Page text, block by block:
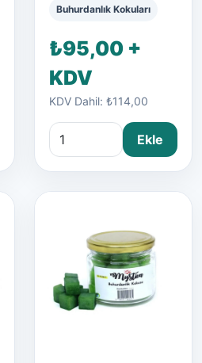
Buhurdanlık Kokuları
₺95,00 +
KDV
KDV Dahil: ₺114,00
Ekle